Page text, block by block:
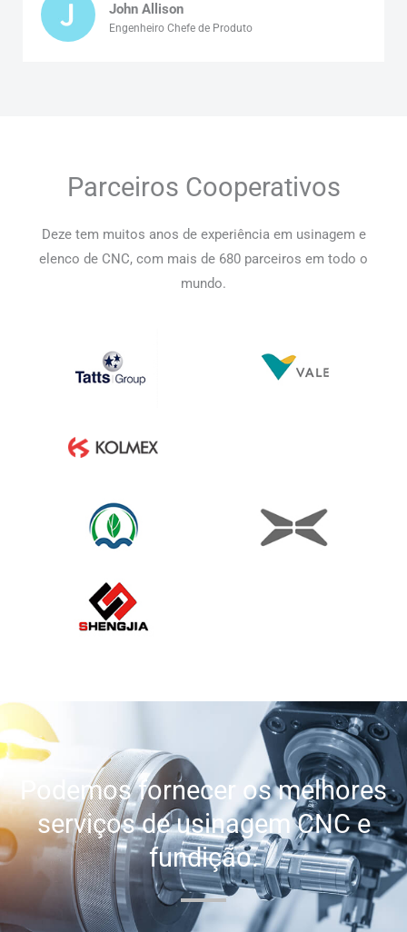
John Allison
Engenheiro Chefe de Produto
Parceiros Cooperativos
Deze tem muitos anos de experiência em usinagem e
elenco de CNC, com mais de 680 parceiros em todo o
mundo.
Podemos fornecer os melhores
serviços de usinagem CNC e
fundição.